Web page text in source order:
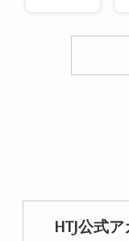
HTJ公式